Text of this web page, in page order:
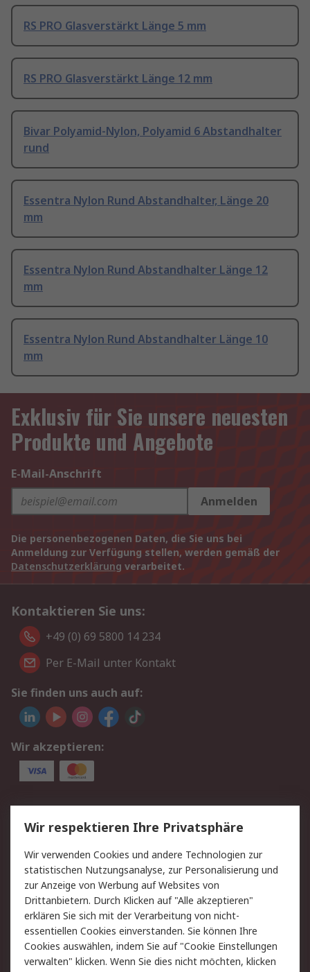
RS PRO Glasverstärkt Länge 5 mm
RS PRO Glasverstärkt Länge 12 mm
Bivar Polyamid-Nylon, Polyamid 6 Abstandhalter
rund
Essentra Nylon Rund Abstandhalter, Länge 20
mm
Essentra Nylon Rund Abstandhalter Länge 12
mm
Essentra Nylon Rund Abstandhalter Länge 10
mm
Exklusiv für Sie unsere neuesten
Produkte und Angebote
E-Mail-Anschrift
Anmelden
Die personenbezogenen Daten, die Sie uns bei
Anmeldung zur Verfügung stellen, werden gemäß der
Datenschutzerklärung verarbeitet.
Kontaktieren Sie uns:
+49 (0) 69 5800 14 234
Per E-Mail unter Kontakt
Sie finden uns auch auf:
Wir akzeptieren:
Service
Value Added Services
Lieferlösungen
Rücksendungen
Kontakt
Hilfe
Privatkunden
Rechtliches
AGB
Datenschutz
Cookie-Richtlinie
Zahlungsbedingungen
Wir respektieren Ihre Privatsphäre
Wir verwenden Cookies und andere Technologien zur
statistischen Nutzungsanalyse, zur Personalisierung und
zur Anzeige von Werbung auf Websites von
Drittanbietern. Durch Klicken auf "Alle akzeptieren"
erklären Sie sich mit der Verarbeitung von nicht-
essentiellen Cookies einverstanden. Sie können Ihre
Cookies auswählen, indem Sie auf "Cookie Einstellungen
verwalten" klicken. Wenn Sie dies nicht möchten, klicken